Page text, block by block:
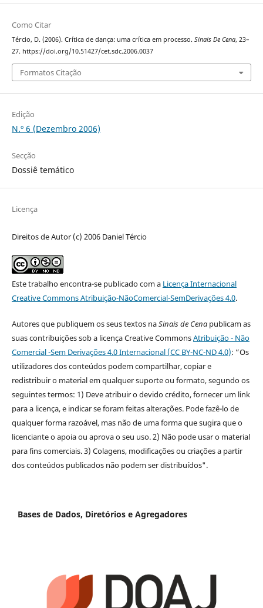
Como Citar
Tércio, D. (2006). Crítica de dança: uma crítica em processo. Sinais De Cena, 23–
27. https://doi.org/10.51427/cet.sdc.2006.0037
Formatos Citação
Edição
N.º 6 (Dezembro 2006)
Secção
Dossiê temático
Licença
Direitos de Autor (c) 2006 Daniel Tércio
Este trabalho encontra-se publicado com a Licença Internacional
Creative Commons Atribuição-NãoComercial-SemDerivações 4.0.
Autores que publiquem os seus textos naSinais de Cenapublicam as
suas contribuições sob a licença Creative CommonsAtribuição - Não
Comercial -Sem Derivações 4.0 Internacional (CC BY-NC-ND 4.0): “Os
utilizadores dos conteúdos podem compartilhar, copiar e
redistribuir o material em qualquer suporte ou formato, segundo os
seguintes termos: 1) Deve atribuir o devido crédito, fornecer um link
para a licença, e indicar se foram feitas alterações. Pode fazê-lo de
qualquer forma razoável, mas não de uma forma que sugira que o
licenciante o apoia ou aprova o seu uso. 2) Não pode usar o material
para fins comerciais. 3) Colagens, modificações ou criações a partir
dos conteúdos publicados não podem ser distribuídos".
Bases de Dados, Diretórios e Agregadores